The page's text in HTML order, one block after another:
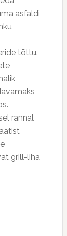
asfaldi
tõttu.
rannal
grill-liha